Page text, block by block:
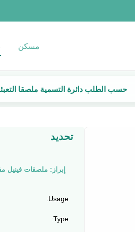
مسكن
حسب الطلب دائرة التسمية ملصقا
تحديد
إبراز: ملصقات فينيل
Usage:
Type: